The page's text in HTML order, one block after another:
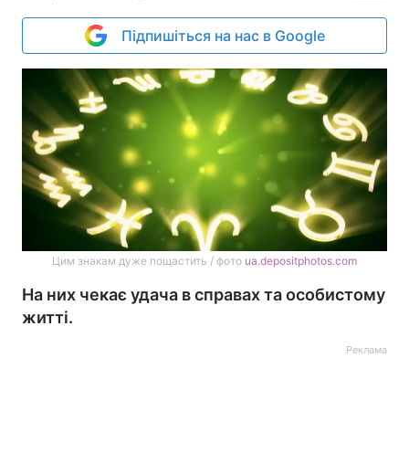
Підпишіться на нас в Google
Цим знакам дуже пощастить / фото ua.depositphotos.com
На них чекає удача в справах та особистому
житті.
Реклама